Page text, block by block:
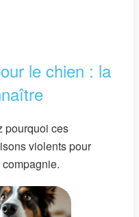
le chien : la
pourquoi ces
violents pour